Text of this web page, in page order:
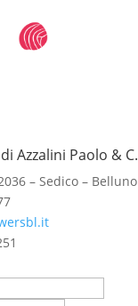
Azzalini Paolo & C.
– Sedico – Belluno